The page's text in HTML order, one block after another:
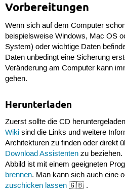
Vorbereitungen
Wenn sich auf dem Computer
beispielsweise Windows, Mac OS
System) oder wichtige Daten
Daten unbedingt eine Sicherung
Veränderung am Computer kann
gehen.
Herunterladen
Zuerst sollte die CD
Wikisind die Links und weitere
Architekturen zu finden oder direkt
Download Assistentenzu beziehen.
Abbild ist mit einem geeigneten
brennen. Man kann sich auch eine
zuschicken lassen🇬🇧 .